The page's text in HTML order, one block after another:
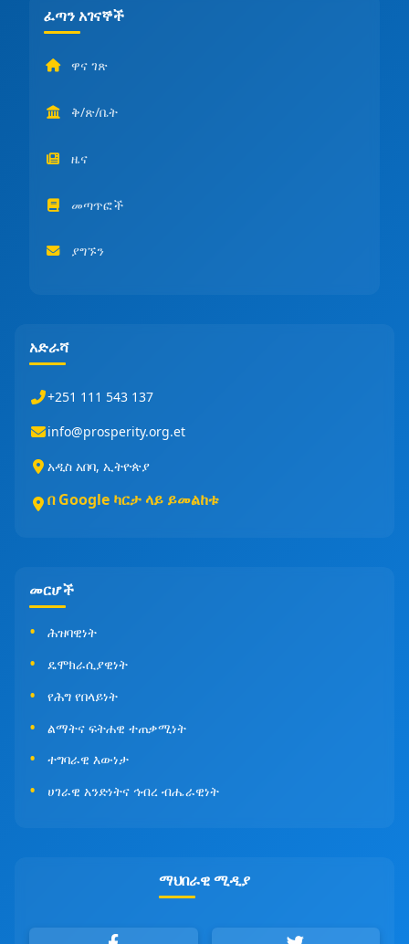
ፈጣን አገናኞች
ዋና ገጽ
ቅ/ጽ/ቤት
ዜና
መጣጥፎች
ያግኙን
አድራሻ
+251 111 543 137
info@prosperity.org.et
አዲስ አበባ, ኢትዮጵያ
በ Google ካርታ ላይ ይመልከቱ
መርሆች
ሕዝባዊነት
ዴሞክራሲያዊነት
የሕግ የበላይነት
ልማትና ፍትሐዊ ተጠቃሚነት
ተግባራዊ እውነታ
ሀገራዊ አንድነትና ኅብረ ብሔራዊነት
ማህበራዊ ሚዲያ